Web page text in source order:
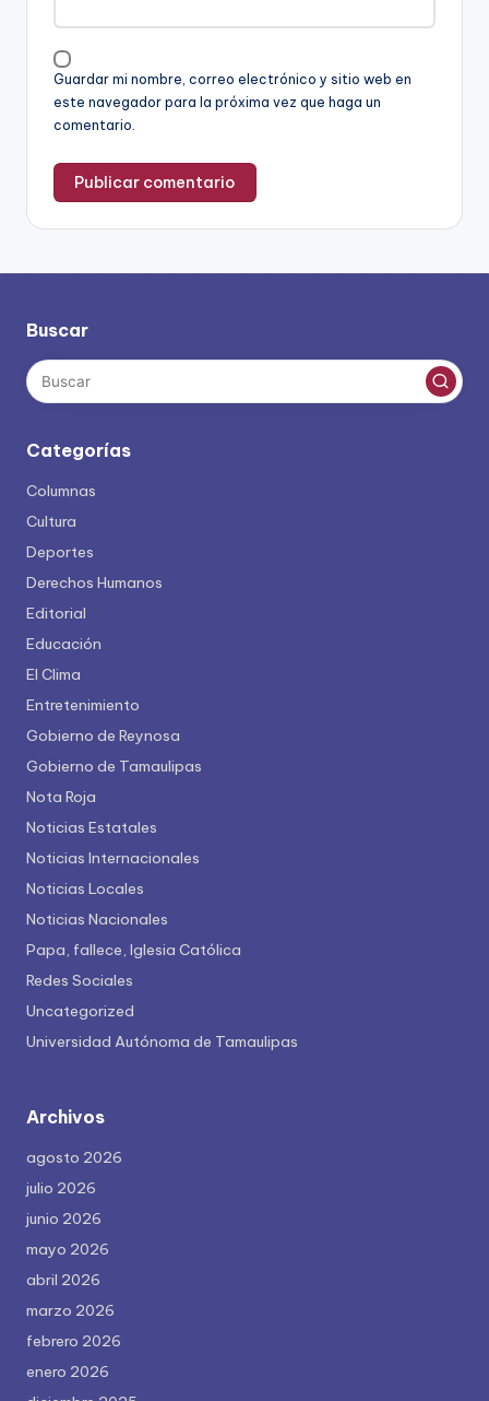
Guardar mi nombre, correo electrónico y sitio web en
este navegador para la próxima vez que haga un
comentario.
Buscar
Categorías
Columnas
Cultura
Deportes
Derechos Humanos
Editorial
Educación
El Clima
Entretenimiento
Gobierno de Reynosa
Gobierno de Tamaulipas
Nota Roja
Noticias Estatales
Noticias Internacionales
Noticias Locales
Noticias Nacionales
Papa, fallece, Iglesia Católica
Redes Sociales
Uncategorized
Universidad Autónoma de Tamaulipas
Archivos
agosto 2026
julio 2026
junio 2026
mayo 2026
abril 2026
marzo 2026
febrero 2026
enero 2026